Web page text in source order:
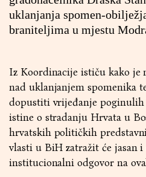
uklanjanja spomen-
braniteljima u mjestu
Iz Koordinacije ističu kako je
nad uklanjanjem spomenika
dopustiti vrijeđanje
istine o stradanju Hrvata u
hrvatskih političkih
vlasti u BiH zatražit će jasan i
institucionalni odgovor na